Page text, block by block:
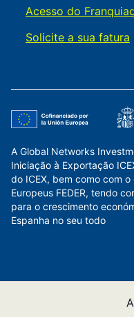
Acesso do
Solicite a sua fatura
A Global Networks
Iniciação à Exportação
do ICEX, bem como com
Europeus FEDER, tendo
para o crescimento
Espanha no seu todo